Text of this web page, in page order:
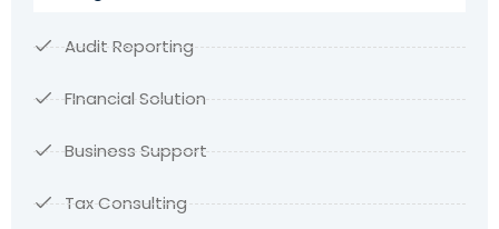
Audit Reporting
FInancial Solution
Business Support
Tax Consulting